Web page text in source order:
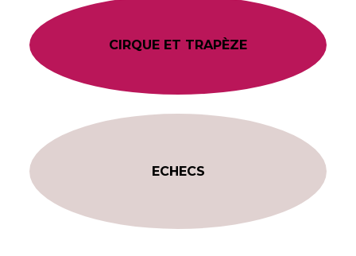
CIRQUE ET TRAPÈZE
ECHECS